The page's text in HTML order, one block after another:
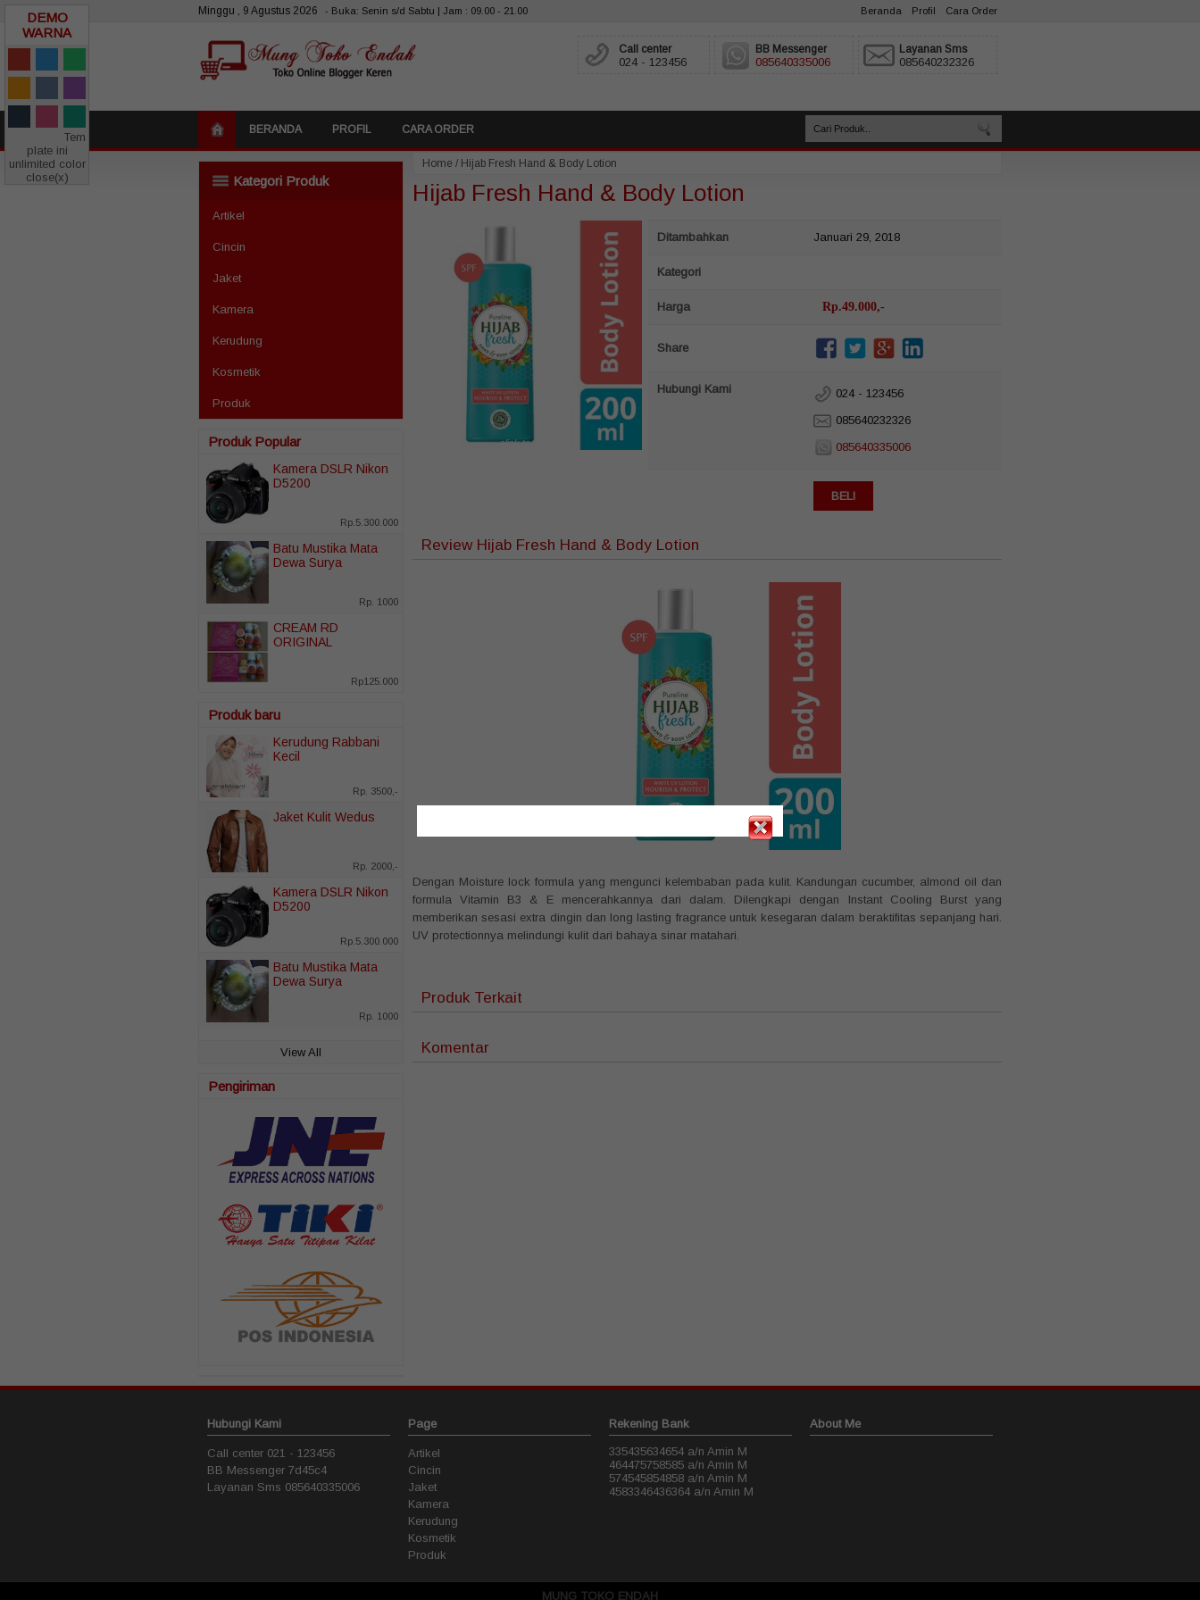
Minggu , 9 Agustus 2026 - Buka: Senin s/d Sabtu | Jam : 09.00 - 21.00 Beranda Profil Cara Order
Call center
024 - 123456
BB Messenger
085640335006
Layanan Sms
085640232326
BERANDA PROFIL CARA ORDER
Home / Hijab Fresh Hand & Body Lotion
Hijab Fresh Hand & Body Lotion
click to zoom
Ditambahkan Januari 29, 2018
Kategori
Harga Rp.49.000,-
Share
Hubungi Kami
024 - 123456
085640232326
085640335006
BELI
Review Hijab Fresh Hand & Body Lotion
Dengan Moisture lock formula yang mengunci kelembaban pada kulit. Kandungan cucumber, almond oil dan
formula Vitamin B3 & E mencerahkannya dari dalam. Dilengkapi dengan Instant Cooling Burst yang
memberikan sesasi extra dingin dan long lasting fragrance untuk kesegaran dalam beraktifitas sepanjang hari.
UV protectionnya melindungi kulit dari bahaya sinar matahari.
Produk Terkait
Komentar
Kategori Produk
Artikel
Cincin
Jaket
Kamera
Kerudung
Kosmetik
Produk
Produk Popular
Kamera DSLR Nikon
D5200
Rp.5.300.000
Batu Mustika Mata
Dewa Surya
Rp. 1000
CREAM RD
ORIGINAL
Rp125.000
Produk baru
Kerudung Rabbani
Kecil
Rp. 3500,-
Jaket Kulit Wedus
Rp. 2000,-
Kamera DSLR Nikon
D5200
Rp.5.300.000
Batu Mustika Mata
Dewa Surya
Rp. 1000
View All
Pengiriman
DEMO
WARNA
Tem
plate ini
unlimited color
close(x)
Hubungi Kami
Call center 021 - 123456
BB Messenger 7d45c4
Layanan Sms 085640335006
Page
Artikel
Cincin
Jaket
Kamera
Kerudung
Kosmetik
Produk
Rekening Bank
335435634654 a/n Amin M
464475758585 a/n Amin M
574545854858 a/n Amin M
4583346436364 a/n Amin M
About Me
MUNG TOKO ENDAH